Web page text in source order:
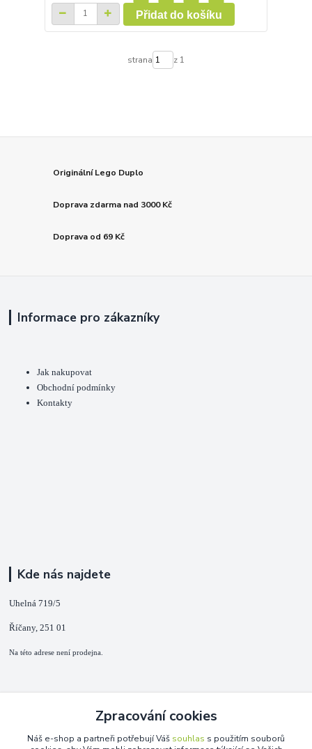
Přidat do košíku
strana z 1
Originální Lego Duplo
Doprava zdarma nad 3000 Kč
Doprava od 69 Kč
Informace pro zákazníky
Jak nakupovat
Obchodní podmínky
Kontakty
Kde nás najdete
Uhelná 719/5
Říčany, 251 01
Na této adrese není prodejna.
+420 725 889 873
Zpracování cookies
Náš e-shop a partneři potřebují Váš souhlas s použitím souborů